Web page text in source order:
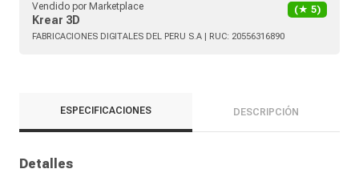
Vendido por Marketplace
Krear 3D
(★ 5)
FABRICACIONES DIGITALES DEL PERU S.A | RUC: 20556316890
ESPECIFICACIONES DESCRIPCIÓN
Detalles